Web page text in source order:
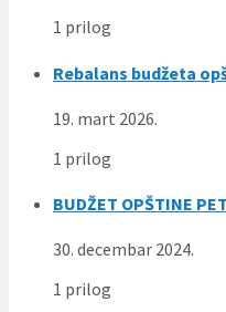
1 prilog
Rebalans budžeta
19. mart 2026.
1 prilog
BUDŽET OPŠTINE
30. decembar 2024.
1 prilog